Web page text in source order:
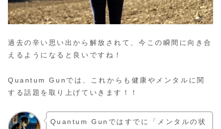
過去の辛い思い出から解放されて、今この瞬間に向き合
えるようになると良いですね！
Quantum Gunでは、これからも健康やメンタルに関
する話題を取り上げていきます！！
Quantum Gunではすでに「メンタルの状